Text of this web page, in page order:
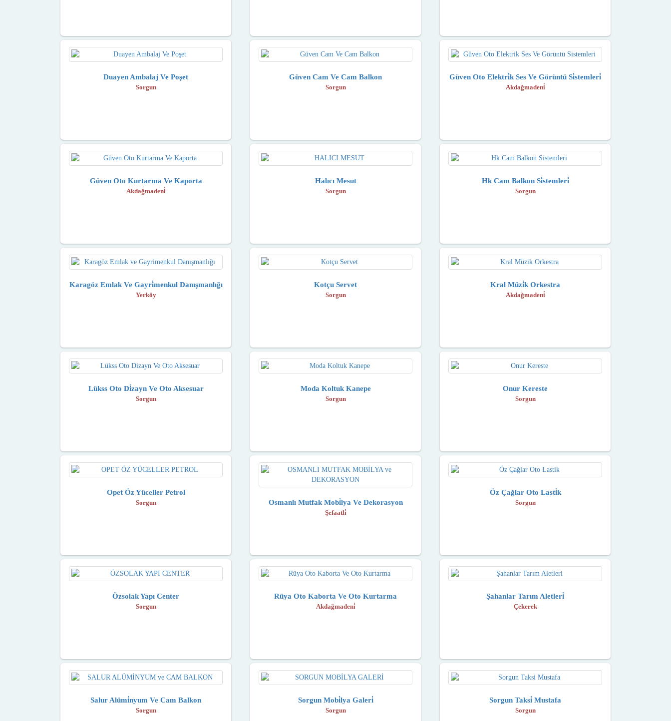
Duayen Ambalaj Ve Poşet
Sorgun
Güven Cam Ve Cam Balkon
Sorgun
Güven Oto Elektri̇k Ses Ve Görüntü Si̇stemleri̇
Akdağmadeni̇
Güven Oto Kurtarma Ve Kaporta
Akdağmadeni̇
Halıcı Mesut
Sorgun
Hk Cam Balkon Si̇stemleri̇
Sorgun
Karagöz Emlak Ve Gayri̇menkul Danışmanlığı
Yerköy
Kotçu Servet
Sorgun
Kral Müzi̇k Orkestra
Akdağmadeni̇
Lükss Oto Di̇zayn Ve Oto Aksesuar
Sorgun
Moda Koltuk Kanepe
Sorgun
Onur Kereste
Sorgun
Opet Öz Yüceller Petrol
Sorgun Osmanlı Mutfak Mobi̇lya Ve Dekorasyon
Şefaatli̇
Öz Çağlar Oto Lasti̇k
Sorgun
Özsolak Yapı Center
Sorgun
Rüya Oto Kaborta Ve Oto Kurtarma
Akdağmadeni̇
Şahanlar Tarım Aletleri̇
Çekerek
Salur Alümi̇nyum Ve Cam Balkon
Sorgun
Sorgun Mobi̇lya Galeri̇
Sorgun
Sorgun Taksi̇ Mustafa
Sorgun